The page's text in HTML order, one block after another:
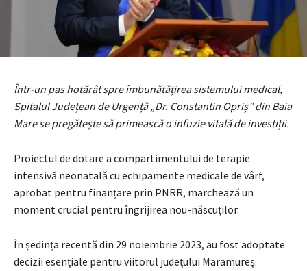
Într-un pas hotărât spre îmbunătățirea sistemului medical,
Spitalul Județean de Urgență „Dr. Constantin Opriș” din Baia
Mare se pregătește să primească o infuzie vitală de investiții.
Proiectul de dotare a compartimentului de terapie
intensivă neonatală cu echipamente medicale de vârf,
aprobat pentru finanțare prin PNRR, marchează un
moment crucial pentru îngrijirea nou-născuților.
În ședința recentă din 29 noiembrie 2023, au fost adoptate
decizii esențiale pentru viitorul județului Maramureș.